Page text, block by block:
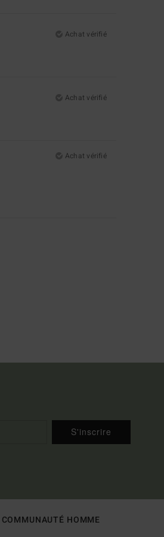
Achat vérifié
Achat vérifié
Achat vérifié
S'inscrire
COMMUNAUTÉ HOMME